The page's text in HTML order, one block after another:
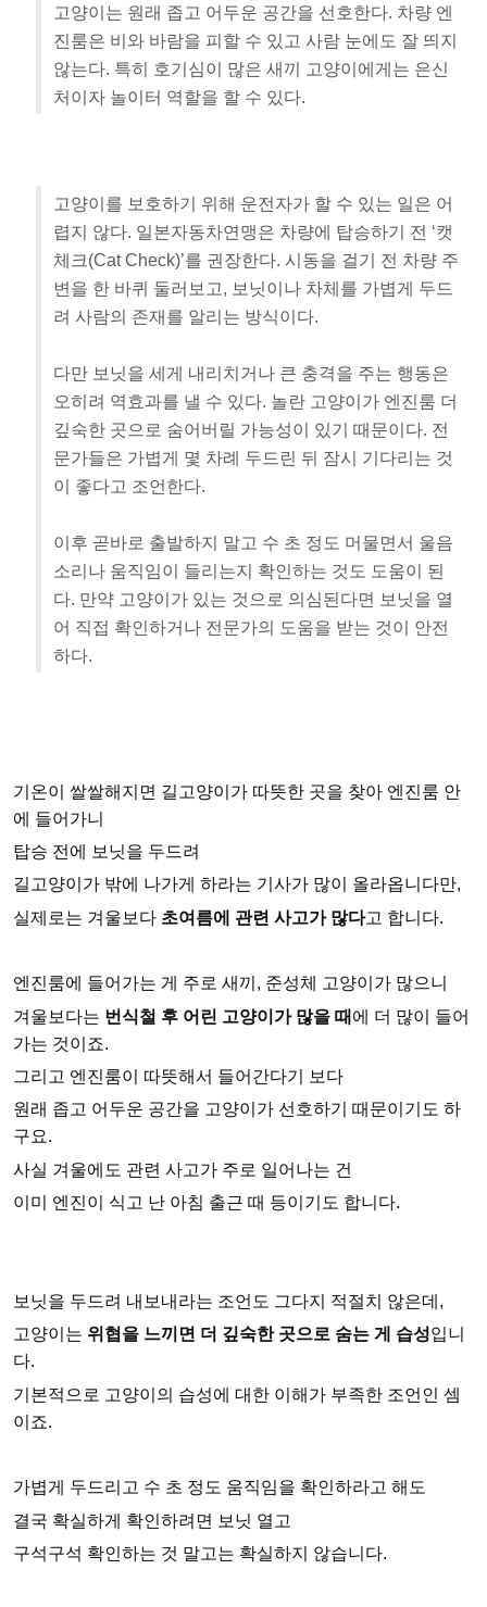
고양이는 원래 좁고 어두운 공간을 선호한다. 차량 엔
진룸은 비와 바람을 피할 수 있고 사람 눈에도 잘 띄지
않는다. 특히 호기심이 많은 새끼 고양이에게는 은신
처이자 놀이터 역할을 할 수 있다.
고양이를 보호하기 위해 운전자가 할 수 있는 일은 어
렵지 않다. 일본자동차연맹은 차량에 탑승하기 전 ‘캣
체크(Cat Check)’를 권장한다. 시동을 걸기 전 차량 주
변을 한 바퀴 둘러보고, 보닛이나 차체를 가볍게 두드
려 사람의 존재를 알리는 방식이다.
다만 보닛을 세게 내리치거나 큰 충격을 주는 행동은
오히려 역효과를 낼 수 있다. 놀란 고양이가 엔진룸 더
깊숙한 곳으로 숨어버릴 가능성이 있기 때문이다. 전
문가들은 가볍게 몇 차례 두드린 뒤 잠시 기다리는 것
이 좋다고 조언한다.
이후 곧바로 출발하지 말고 수 초 정도 머물면서 울음
소리나 움직임이 들리는지 확인하는 것도 도움이 된
다. 만약 고양이가 있는 것으로 의심된다면 보닛을 열
어 직접 확인하거나 전문가의 도움을 받는 것이 안전
하다.
기온이 쌀쌀해지면 길고양이가 따뜻한 곳을 찾아 엔진룸 안
에 들어가니
탑승 전에 보닛을 두드려
길고양이가 밖에 나가게 하라는 기사가 많이 올라옵니다만,
실제로는 겨울보다 초여름에 관련 사고가 많다고 합니다.
엔진룸에 들어가는 게 주로 새끼, 준성체 고양이가 많으니
겨울보다는 번식철 후 어린 고양이가 많을 때에 더 많이 들어
가는 것이죠.
그리고 엔진룸이 따뜻해서 들어간다기 보다
원래 좁고 어두운 공간을 고양이가 선호하기 때문이기도 하
구요.
사실 겨울에도 관련 사고가 주로 일어나는 건
이미 엔진이 식고 난 아침 출근 때 등이기도 합니다.
보닛을 두드려 내보내라는 조언도 그다지 적절치 않은데,
고양이는 위협을 느끼면 더 깊숙한 곳으로 숨는 게 습성입니
다.
기본적으로 고양이의 습성에 대한 이해가 부족한 조언인 셈
이죠.
가볍게 두드리고 수 초 정도 움직임을 확인하라고 해도
결국 확실하게 확인하려면 보닛 열고
구석구석 확인하는 것 말고는 확실하지 않습니다.